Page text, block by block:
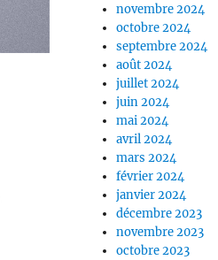
novembre 2024
octobre 2024
septembre 2024
août 2024
juillet 2024
juin 2024
mai 2024
avril 2024
mars 2024
février 2024
janvier 2024
décembre 2023
novembre 2023
octobre 2023